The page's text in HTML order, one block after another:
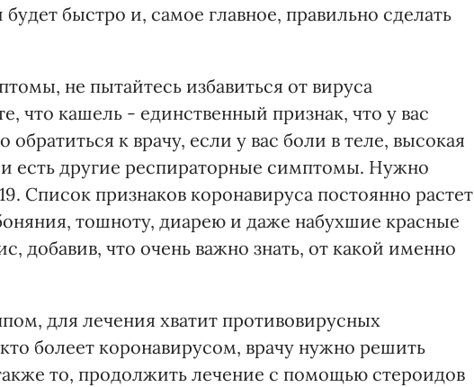
быстро и, самое главное, правильно сделать
не пытайтесь избавиться от вируса
что кашель - единственный признак, что у вас
к врачу, если у вас боли в теле, высокая
есть другие респираторные симптомы. Нужно
Список признаков коронавируса постоянно растет
тошноту, диарею и даже набухшие красные
добавив, что очень важно знать, от какой именно
для лечения хватит противовирусных
болеет коронавирусом, врачу нужно решить
то, продолжить лечение с помощью стероидов